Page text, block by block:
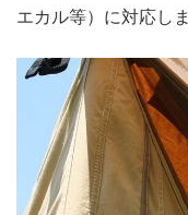
エカル等）に対応しま